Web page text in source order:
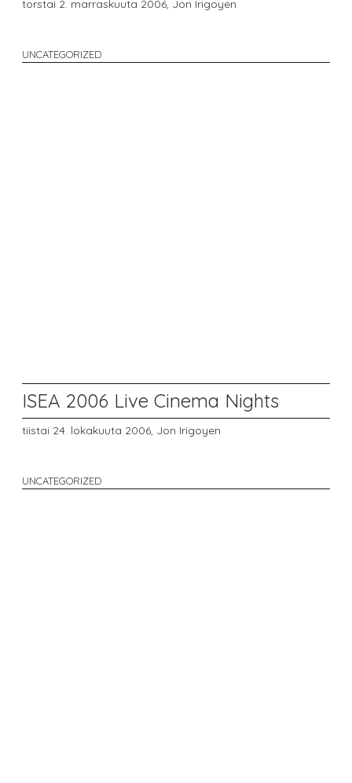
torstai 2. marraskuuta 2006, Jon Irigoyen
UNCATEGORIZED
ISEA 2006 Live Cinema Nights
tiistai 24. lokakuuta 2006, Jon Irigoyen
UNCATEGORIZED